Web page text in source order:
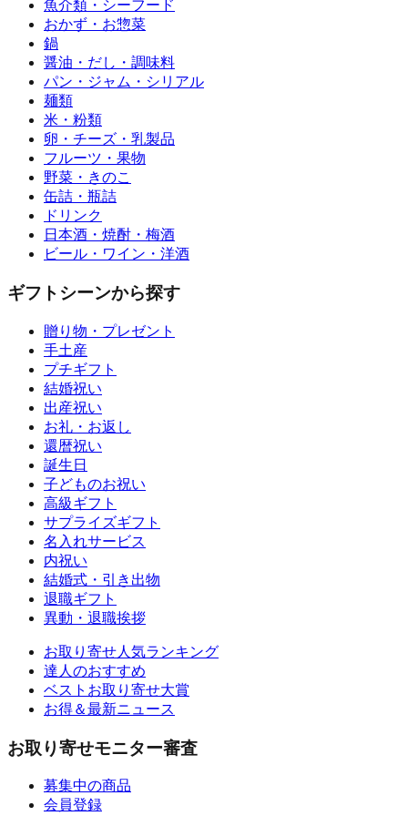
魚介類・シーフード
おかず・お惣菜
鍋
醤油・だし・調味料
パン・ジャム・シリアル
麺類
米・粉類
卵・チーズ・乳製品
フルーツ・果物
野菜・きのこ
缶詰・瓶詰
ドリンク
日本酒・焼酎・梅酒
ビール・ワイン・洋酒
ギフトシーンから探す
贈り物・プレゼント
手土産
プチギフト
結婚祝い
出産祝い
お礼・お返し
還暦祝い
誕生日
子どものお祝い
高級ギフト
サプライズギフト
名入れサービス
内祝い
結婚式・引き出物
退職ギフト
異動・退職挨拶
お取り寄せ人気ランキング
達人のおすすめ
ベストお取り寄せ大賞
お得＆最新ニュース
お取り寄せモニター審査
募集中の商品
会員登録